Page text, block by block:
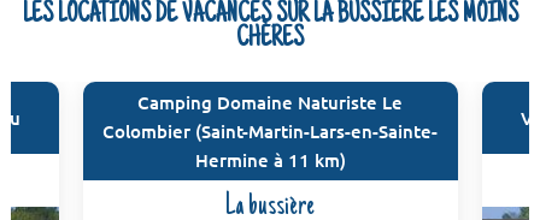
LES LOCATIONS DE VACANCES SUR LA BUSSIÈRE LES MOINS
CHÈRES
Camping Domaine Naturiste Le
Colombier (Saint-Martin-Lars-en-Sainte-
Hermine à 11 km)
La bussière